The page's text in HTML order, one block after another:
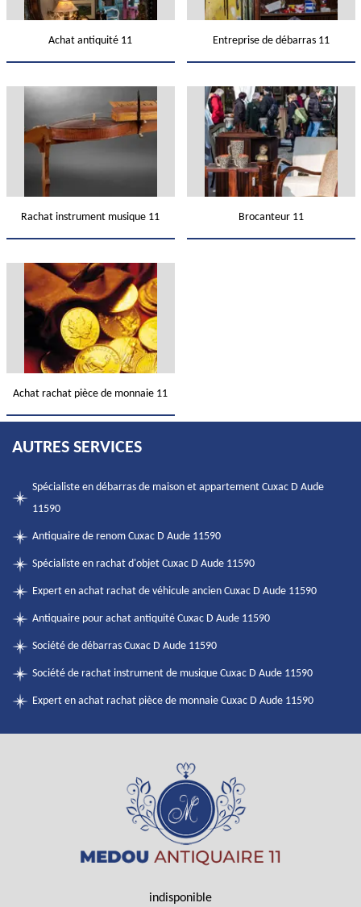
Achat antiquité 11 Entreprise de débarras 11
Rachat instrument musique 11 Brocanteur 11
Achat rachat pièce de monnaie 11
AUTRES SERVICES
Spécialiste en débarras de maison et appartement Cuxac D Aude
11590
Antiquaire de renom Cuxac D Aude 11590
Spécialiste en rachat d'objet Cuxac D Aude 11590
Expert en achat rachat de véhicule ancien Cuxac D Aude 11590
Antiquaire pour achat antiquité Cuxac D Aude 11590
Société de débarras Cuxac D Aude 11590
Société de rachat instrument de musique Cuxac D Aude 11590
Expert en achat rachat pièce de monnaie Cuxac D Aude 11590
indisponible